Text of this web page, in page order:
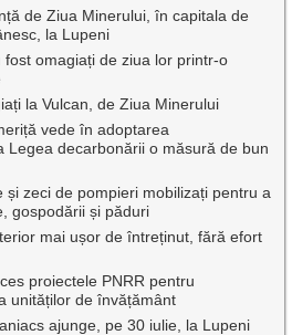
de Ziua Minerului, în capitala de
la Lupeni
omagiați de ziua lor printr-o
la Vulcan, de Ziua Minerului
vede în adoptarea
Legea decarbonării o măsură de bun
și zeci de pompieri mobilizați pentru a
gospodării și păduri
mai ușor de întreținut, fără efort
proiectele PNRR pentru
unităților de învățământ
ajunge, pe 30 iulie, la Lupeni